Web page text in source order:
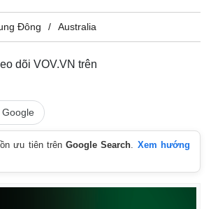
Đông Australia
dõi VOV.VN trên
ưu tiên trênGoogle Search
Xem hướng